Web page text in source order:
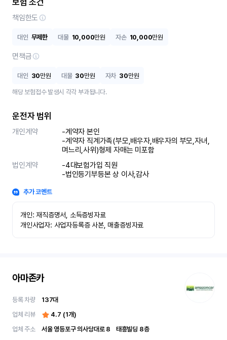
보험 조건
책임한도
대인 무제한 대물 10,000만원 자손 10,000만원
면책금
대인 30만원 대물 30만원 자차 30만원
해당 보험접수 발생시 각각 부과됩니다.
운전자 범위
개인계약
-계약자 본인
-계약자 직계가족(부모,배우자,배우자의 부모,자녀,
며느리,사위)형제 자매는 미포함
법인계약
-4대보험가입 직원
-법인등기부등본 상 이사,감사
추가 코멘트
개인: 재직증명서, 소득증빙자료
개인사업자: 사업자등록증 사본, 매출증빙자료
아마존카
등록 차량 137대
업체 리뷰
4.7 (1개)
업체 주소
서울 영등포구 의사당대로 8	 태흥빌딩 8층